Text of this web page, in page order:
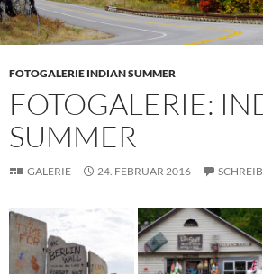
FOTOGALERIE INDIAN SUMMER
FOTOGALERIE:
SUMMER
GALERIE 24. FEBRUAR 2016